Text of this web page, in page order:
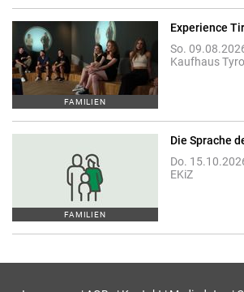
FAMILIEN
Experience
So.
Kaufhaus Tyrol
FAMILIEN
Die Sprache
Do.
EKiZ